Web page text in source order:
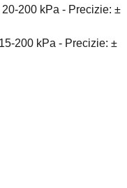
200 kPa - Precizie: ±
200 kPa - Precizie: ±